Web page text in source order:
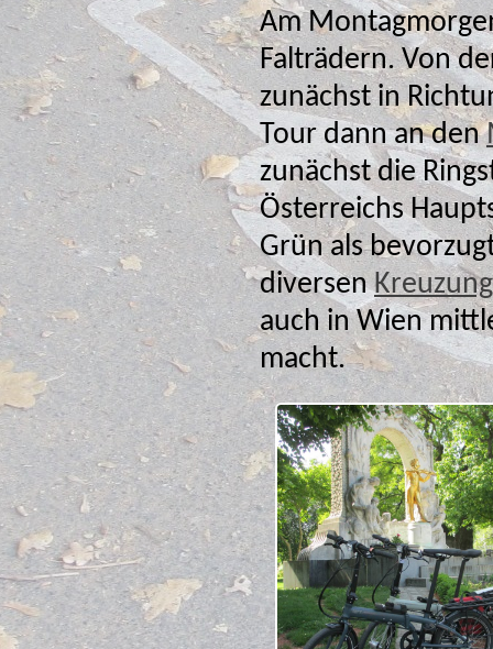
Am
Falträdern. Von der Jugendherberge aus
zunächst in
Tour dann an den
zunächst die Ringstraße gegen den Uhrzeiger entlang. In
Österreichs Hauptstadt
Grün als
diversen
auch in Wien
macht.